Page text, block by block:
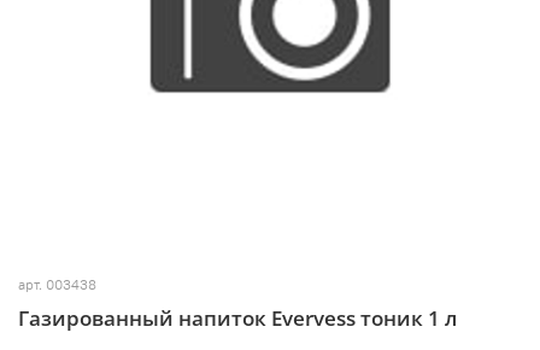
арт. 003438
Газированный напиток Evervess тоник 1 л